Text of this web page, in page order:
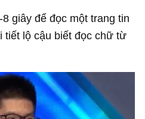
giây để đọc một trang tin
tiết lộ cậu biết đọc chữ từ